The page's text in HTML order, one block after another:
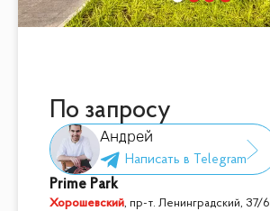
По запросу
Андрей
Prime Park
Хорошевский,пр-т. Ленинградский, 37/6